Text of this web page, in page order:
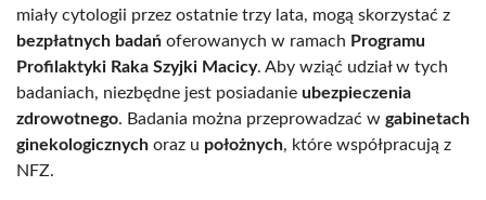
miały cytologii przez ostatnie trzy lata, mogą skorzystać z
bezpłatnych badań oferowanych w ramach Programu
Profilaktyki Raka Szyjki Macicy. Aby wziąć udział w tych
badaniach, niezbędne jest posiadanie ubezpieczenia
zdrowotnego. Badania można przeprowadzać w gabinetach
ginekologicznych oraz u położnych, które współpracują z
NFZ.